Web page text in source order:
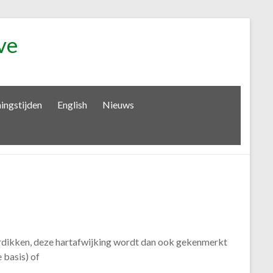
English Nieuws
deze hartafwijking wordt dan ook gekenmerkt
basis) of